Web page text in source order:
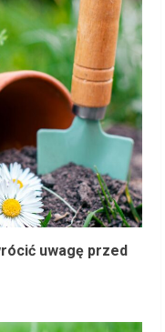
uwagę przed